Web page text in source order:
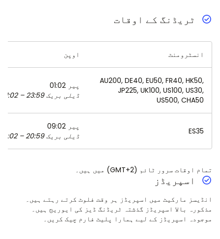
ٹریڈنگ کے اوقات
انسٹرومنٹ اوپن
AU200, DE40, EU50, FR40, HK50,
JP225, UK100, US100, US30,
US500, CHA50
پیر 01:02
ڈیلی بریک 23:59 – 01:02
ES35
پیر 09:02
ڈیلی بریک 20:59 – 09:02
تمام اوقات سرور ٹائم (GMT+2) میں ہیں۔
اسپریڈز
انڈیسز مارکیٹ میں اسپریڈز ہر وقت فلوٹ کرتے رہتے ہیں۔
مذکورہ بالا اسپریڈز گذشتہ ٹریڈنگ ڈیز کی ایوریج ہیں۔
موجودہ اسپریڈز کے لیے ہمارا پلیٹ فارم چیک کریں۔